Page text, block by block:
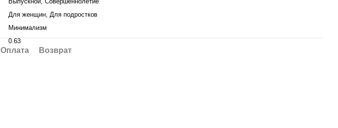
Для женщин, Для подростков
Минимализм
0.63
Оплата Возврат